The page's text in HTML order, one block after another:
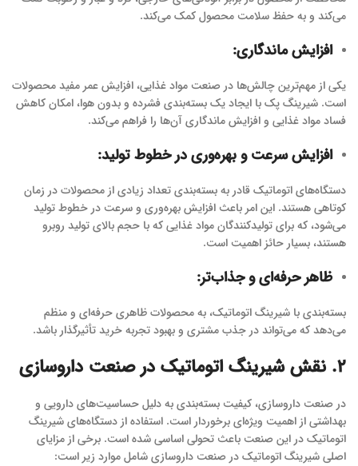
می‌کند و به حفظ سلامت محصول کمک می‌کند.
افزایش ماندگاری:
یکی از مهم‌ترین چالش‌ها در صنعت مواد غذایی، افزایش عمر مفید محصولات
است. شیرینگ پک با ایجاد یک بسته‌بندی فشرده و بدون هوا، امکان کاهش
فساد مواد غذایی و افزایش ماندگاری آن‌ها را فراهم می‌کند.
افزایش سرعت و بهره‌وری در خطوط تولید:
دستگاه‌های اتوماتیک قادر به بسته‌بندی تعداد زیادی از محصولات در زمان
کوتاهی هستند. این امر باعث افزایش بهره‌وری و سرعت در خطوط تولید
می‌شود، که برای تولیدکنندگان مواد غذایی که با حجم بالای تولید روبرو
هستند، بسیار حائز اهمیت است.
ظاهر حرفه‌ای و جذاب‌تر:
بسته‌بندی با شیرینگ اتوماتیک، به محصولات ظاهری حرفه‌ای و منظم
می‌دهد که می‌تواند در جذب مشتری و بهبود تجربه خرید تأثیرگذار باشد.
۲. نقش شیرینگ اتوماتیک در صنعت داروسازی
در صنعت داروسازی، کیفیت بسته‌بندی به دلیل حساسیت‌های دارویی و
بهداشتی از اهمیت ویژه‌ای برخوردار است. استفاده از دستگاه‌های شیرینگ
اتوماتیک در این صنعت باعث تحولی اساسی شده است. برخی از مزایای
اصلی شیرینگ اتوماتیک در صنعت داروسازی شامل موارد زیر است: